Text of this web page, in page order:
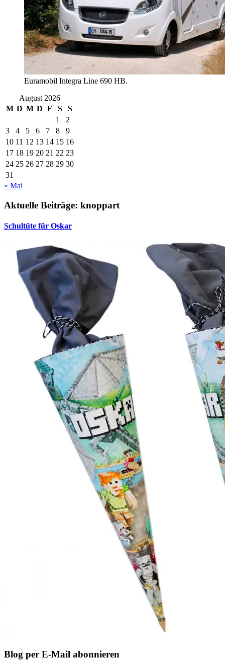
Euramobil Integra Line 690 HB.
August 2026
M D M D F S
S
1
2
3
4 5 6 7 8
9
10 11 12 13 14 15 16
17 18 19 20 21 22 23
24 25 26 27 28 29 30
31
« Mai
Aktuelle Beiträge: knoppart
Schultüte für Oskar
Blog per E-Mail abonnieren